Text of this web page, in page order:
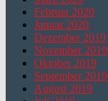
Februar 2020
Januar 2020
Dezember 2019
November 2019
Oktober 2019
September 2019
August 2019